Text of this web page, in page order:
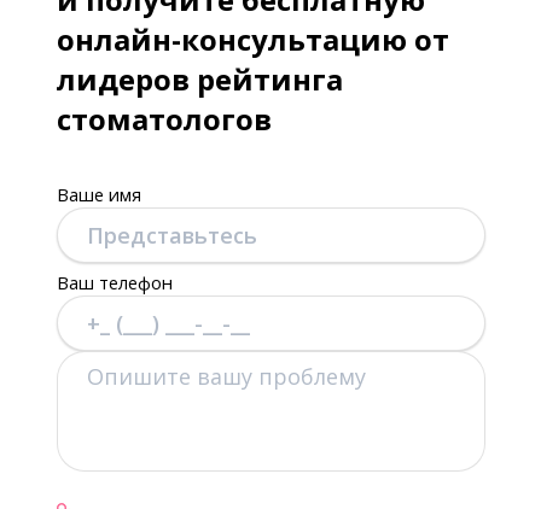
онлайн-консультацию от
лидеров рейтинга
стоматологов
Ваше имя
Ваш телефон